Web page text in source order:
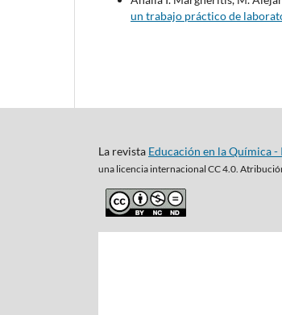
un trabajo práctico de
La revista Educación en la Química -
una licencia internacional CC 4.0.